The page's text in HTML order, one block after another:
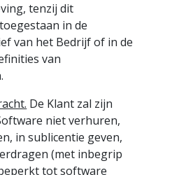
tenzij dit
in de
van het Bedrijf of in de
van
De Klant zal zijn
niet verhuren,
in sublicentie geven,
(met inbegrip
tot software